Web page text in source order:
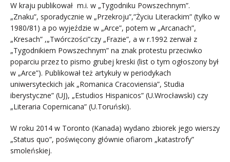
W kraju publikował m.i. w „Tygodniku Powszechnym”.
„Znaku”, sporadycznie w „Przekroju”,”Życiu Literackim” (tylko w
1980/81) a po wyjeździe w „Arce”, potem w „Arcanach”,
„Kresach” ,„Twórczości”czy „Frazie”, a w r.1992 zerwał z
„Tygodnikiem Powszechnym” na znak protestu przeciwko
poparciu przez to pismo grubej kreski (list o tym ogłoszony był
w „Arce”). Publikował też artykuły w periodykach
uniwersyteckich jak „Romanica Cracoviensia”, Studia
iberystyczne” (UJ), „Estudios Hispanicos” (U.Wrocławski) czy
„Literaria Copernicana” (U.Toruński).
W roku 2014 w Toronto (Kanada) wydano zbiorek jego wierszy
„Status quo”, poświęcony głównie ofiarom „katastrofy”
smoleńskiej.